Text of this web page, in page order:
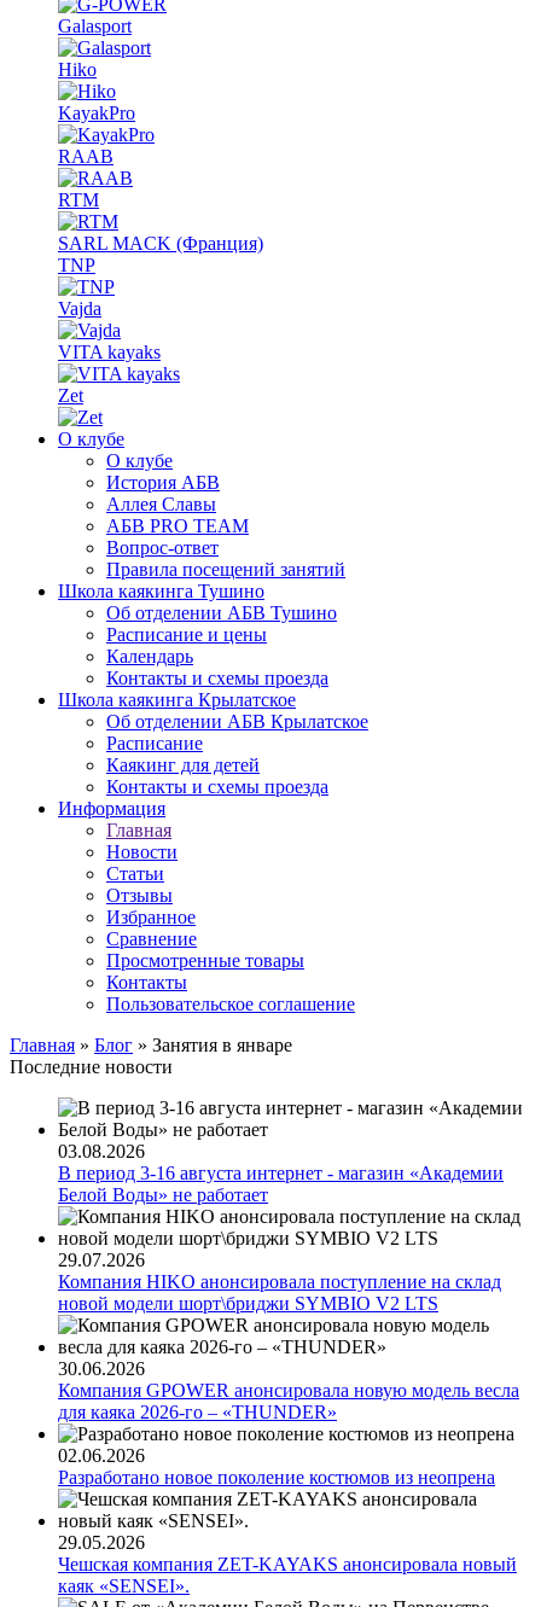
Galasport
Hiko
KayakPro
RAAB
RTM
SARL MACK (Франция)
TNP
Vajda
VITA kayaks
Zet
О клубе
О клубе
История АБВ
Аллея Славы
АБВ PRO TEAM
Вопрос-ответ
Правила посещений занятий
Школа каякинга Тушино
Об отделении АБВ Тушино
Расписание и цены
Календарь
Контакты и схемы проезда
Школа каякинга Крылатское
Об отделении АБВ Крылатское
Расписание
Каякинг для детей
Контакты и схемы проезда
Информация
Главная
Новости
Статьи
Отзывы
Избранное
Сравнение
Просмотренные товары
Контакты
Пользовательское соглашение
Главная » Блог » Занятия в январе
Последние новости
03.08.2026
В период 3-16 августа интернет - магазин «Академии
Белой Воды» не работает
29.07.2026
Компания HIKO анонсировала поступление на склад
новой модели шорт\бриджи SYMBIO V2 LTS
30.06.2026
Компания GPOWER анонсировала новую модель весла
для каяка 2026-го – «THUNDER»
02.06.2026
Разработано новое поколение костюмов из неопрена
29.05.2026
Чешская компания ZET-KAYAKS анонсировала новый
каяк «SENSEI».